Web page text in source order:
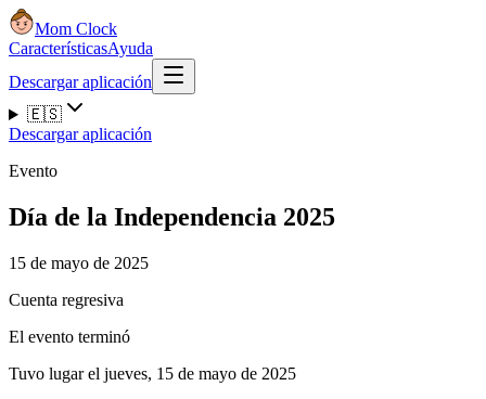
Mom Clock
CaracterísticasAyuda
Descargar aplicación
🇪🇸
Descargar aplicación
Evento
Día de la Independencia 2025
15 de mayo de 2025
Cuenta regresiva
El evento terminó
Tuvo lugar el jueves, 15 de mayo de 2025